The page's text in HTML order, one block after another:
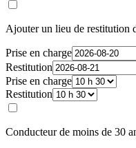
Ajouter un lieu de restitution
Prise en charge
Restitution
Prise en charge
Restitution
Conducteur de moins de 30